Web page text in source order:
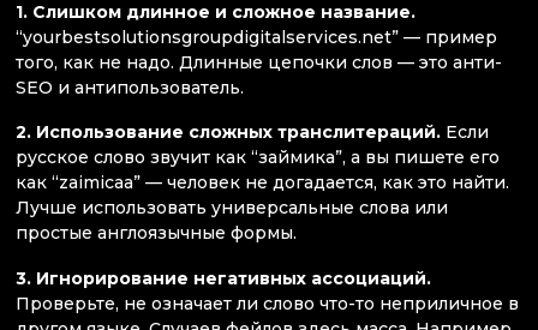
1. Слишком длинное и сложное название.
“yourbestsolutionsgroupdigitalservices.net” — пример
того, как не надо. Длинные цепочки слов — это анти-
SEO и антипользователь.
2. Использование сложных транслитераций. Если
русское слово звучит как “займика”, а вы пишете его
как “zaimicaa” — человек не догадается, как это найти.
Лучше использовать универсальные слова или
простые англоязычные формы.
3. Игнорирование негативных ассоциаций.
Проверьте, не означает ли слово что-то неприличное в